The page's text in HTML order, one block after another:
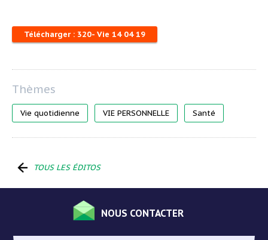
Télécharger : 320- Vie 14 04 19
Vie quotidienne VIE PERSONNELLE Santé
TOUS LES ÉDITOS
NOUS CONTACTER